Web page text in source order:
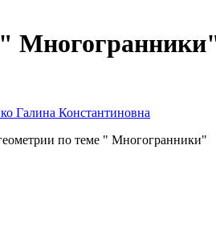
"
Галина Константиновна
по теме " Многогранники"